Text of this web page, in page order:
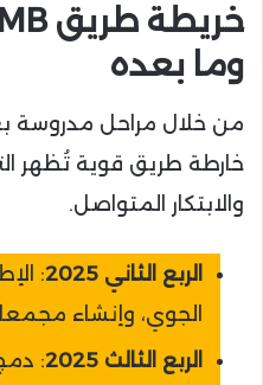
وما بعده
خارطة طريق قوية تُظهر
والابتكار المتواصل.
الربع الثاني 2025
:
الجوي، وإنشاء
الربع الثالث 2025
: